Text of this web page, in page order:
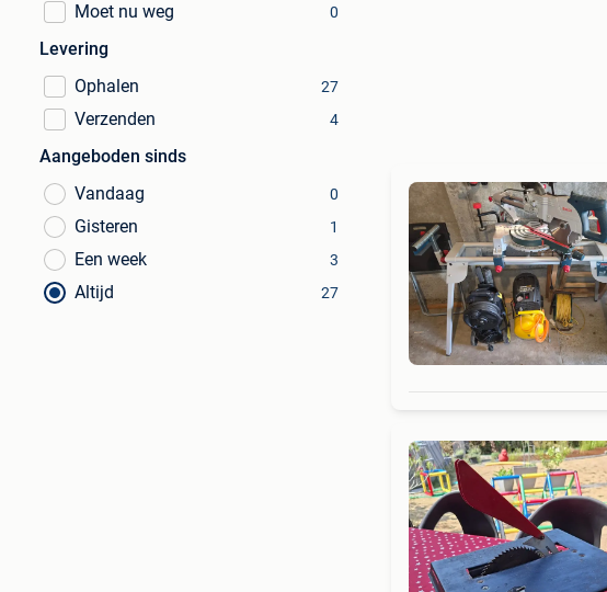
Moet nu weg
0
Levering
Ophalen
27
Verzenden 4
Aangeboden sinds
Vandaag
0
Gisteren 1
Een week 3
Altijd 27